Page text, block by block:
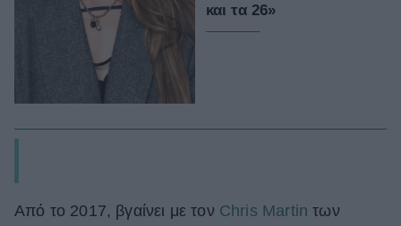
και τα 26»
Από το 2017, βγαίνει με τον Chris Martin των